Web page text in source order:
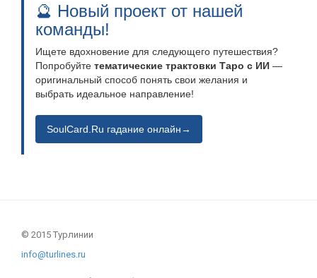
🔮 Новый проект от нашей
команды!
Ищете вдохновение для следующего путешествия?
Попробуйте тематические трактовки Таро с ИИ —
оригинальный способ понять свои желания и
выбрать идеальное направление!
SoulCard.Ru гадание онлайн→
© 2015 Турлинии
info@turlines.ru